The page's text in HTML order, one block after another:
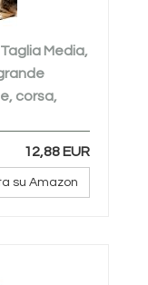
Media,
corsa,
12,88 EUR
su Amazon